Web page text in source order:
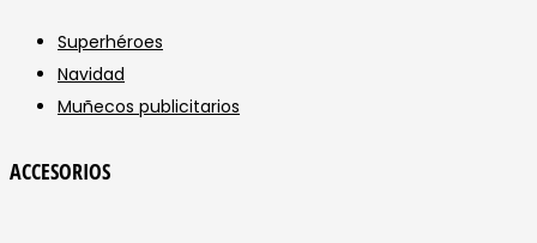
Superhéroes
Navidad
Muñecos publicitarios
ACCESORIOS